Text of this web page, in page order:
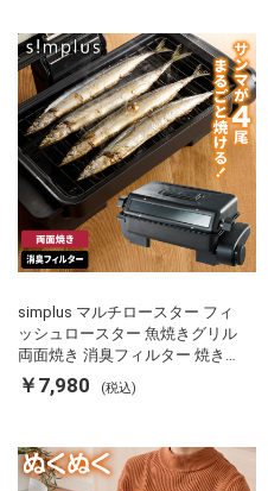
simplus マルチロースター フィ
ッシュロースター 魚焼きグリル
両面焼き 消臭フィルター 焼き魚
両面ヒーター タイマー付き SP-
FRS01 マットブラック シンプラ
￥7,980 (税込)